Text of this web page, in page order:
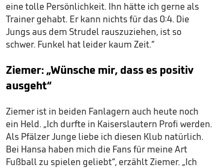
eine tolle Persönlichkeit. Ihn hätte ich gerne als
Trainer gehabt. Er kann nichts für das 0:4. Die
Jungs aus dem Strudel rauszuziehen, ist so
schwer. Funkel hat leider kaum Zeit.“
Ziemer: „Wünsche mir, dass es positiv
ausgeht“
Ziemer ist in beiden Fanlagern auch heute noch
ein Held. „Ich durfte in Kaiserslautern Profi werden.
Als Pfälzer Junge liebe ich diesen Klub natürlich.
Bei Hansa haben mich die Fans für meine Art
Fußball zu spielen geliebt“, erzählt Ziemer. „Ich